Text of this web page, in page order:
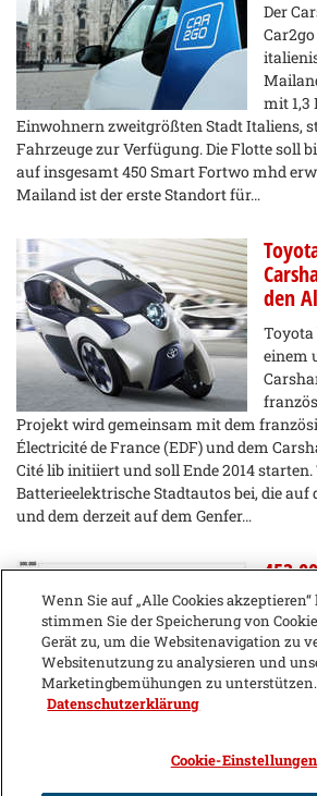
Der
mit
Einwohnern zweitgrößten Stadt Italiens,
Fahrzeuge zur Verfügung. Die Flotte soll
auf insgesamt 450 Smart Fortwo mhd
Mailand ist der erste Standort für…
den
einem
Projekt wird gemeinsam mit dem
Électricité de France (EDF) und dem
Cité lib initiiert und soll Ende 2014
Batterieelektrische Stadtautos bei, die auf
und dem derzeit auf dem Genfer…
Carsharing. Daraus ergibt sich für 2012
verzeichnende Anstieg der Nutzerzahlen
Wenn Sie auf „Alle Cookies
stimmen Sie der Speicherung von
Gerät zu, um die Websitenavigation zu
Websitenutzung zu analysieren und
Marketingbemühungen zu unterstützen.
Datenschutzerklärung
Cookie-Einstellungen